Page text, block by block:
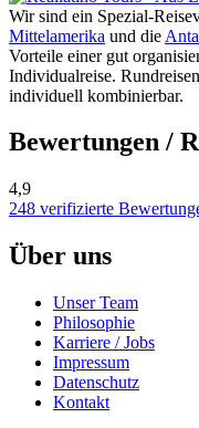
Wir sind ein Spezial-
Mittelamerika und die
Vorteile einer gut
Individualreise.
individuell kombinierbar.
Bewertungen /
4,9
248 verifizierte
Über uns
Unser Team
Philosophie
Karriere / Jobs
Impressum
Datenschutz
Kontakt